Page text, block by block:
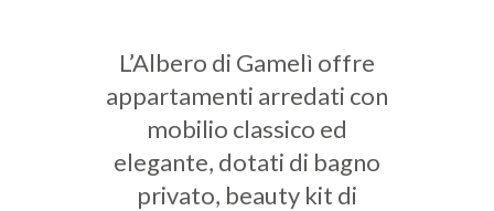
L’Albero di Gamelì offre
appartamenti arredati con
mobilio classico ed
elegante, dotati di bagno
privato, beauty kit di